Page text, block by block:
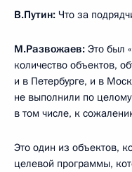
В.Путин: Что за
М.Развожаев: Это был
количество объектов,
и в Петербурге, и в
не выполнили по
в том числе, к
Это один из объектов,
целевой программы,